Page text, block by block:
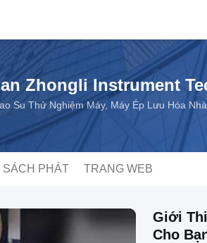
Zhongli Instrument
Su Thử Nghiệm Máy, Máy Ép Lưu Hóa
SÁCH PHÁT TRANG WEB
Giới
Cho